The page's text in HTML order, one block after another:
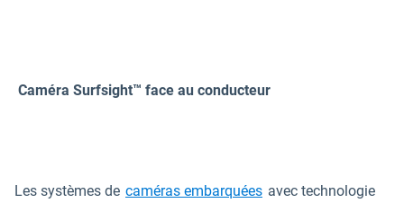
Caméra Surfsight™ face au conducteur
Les systèmes de caméras embarquées avec technologie